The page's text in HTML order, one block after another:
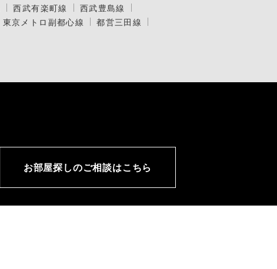
西武有楽町線
西武豊島線
東京メトロ副都心線
都営三田線
お部屋探しのご相談はこちら